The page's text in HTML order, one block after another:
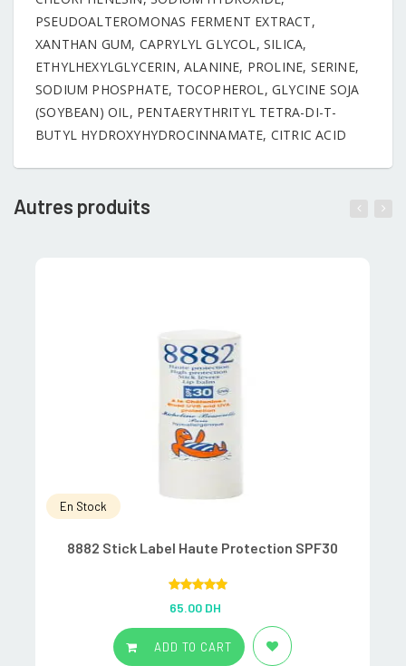
PSEUDOALTEROMONAS FERMENT EXTRACT,
XANTHAN GUM, CAPRYLYL GLYCOL, SILICA,
ETHYLHEXYLGLYCERIN, ALANINE, PROLINE, SERINE,
SODIUM PHOSPHATE, TOCOPHEROL, GLYCINE SOJA
(SOYBEAN) OIL, PENTAERYTHRITYL TETRA-DI-T-
BUTYL HYDROXYHYDROCINNAMATE, CITRIC ACID
Autres produits
En Stock
8882 Stick Label Haute Protection SPF30
out of 5
65.00 DH
ADD TO CART